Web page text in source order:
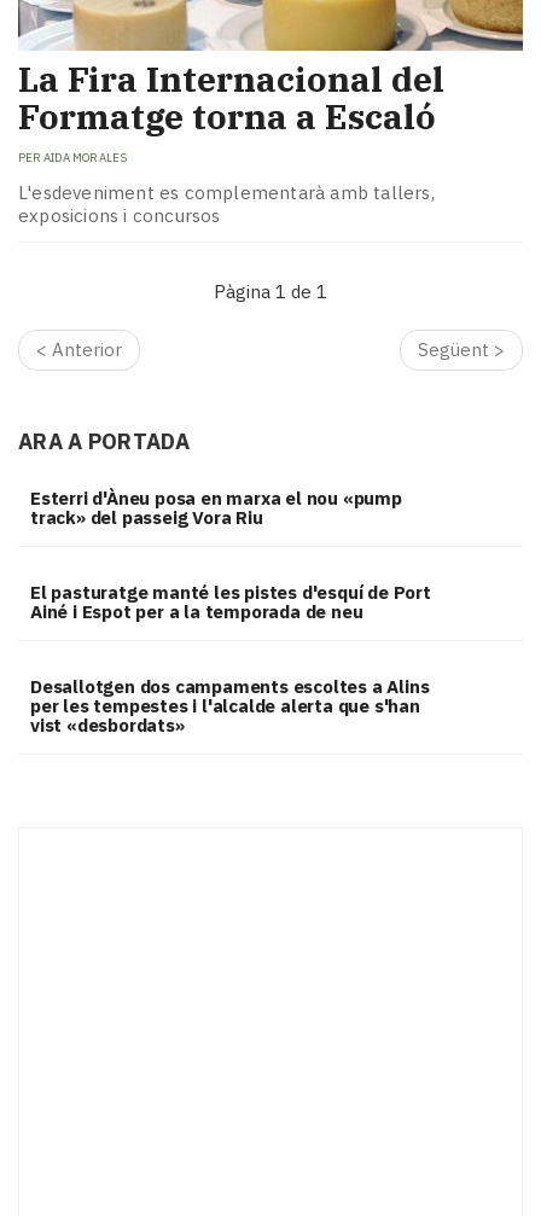
La Fira Internacional del
Formatge torna a Escaló
PER AIDA MORALES
L'esdeveniment es complementarà amb tallers,
exposicions i concursos
Pàgina 1 de 1
< Anterior Següent >
ARA A PORTADA
Esterri d'Àneu posa en marxa el nou «pump
track» del passeig Vora Riu
El pasturatge manté les pistes d'esquí de Port
Ainé i Espot per a la temporada de neu
​Desallotgen dos campaments escoltes a Alins
per les tempestes i l'alcalde alerta que s'han
vist «desbordats»